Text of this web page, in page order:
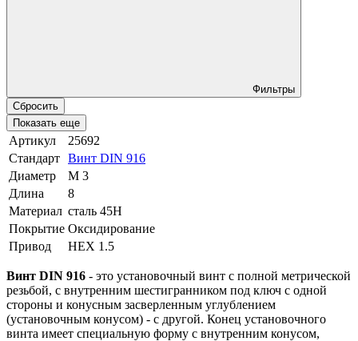
Фильтры
Сбросить
Показать еще
Артикул
25692
Стандарт Винт DIN 916
Диаметр
М 3
Длина
8
Материал сталь 45Н
Покрытие Оксидирование
Привод
HEX 1.5
Винт DIN 916 - это установочный винт с полной метрической
резьбой, с внутренним шестигранником под ключ с одной
стороны и конусным засверленным углублением
(установочным конусом) - с другой. Конец установочного
винта имеет специальную форму с внутренним конусом,